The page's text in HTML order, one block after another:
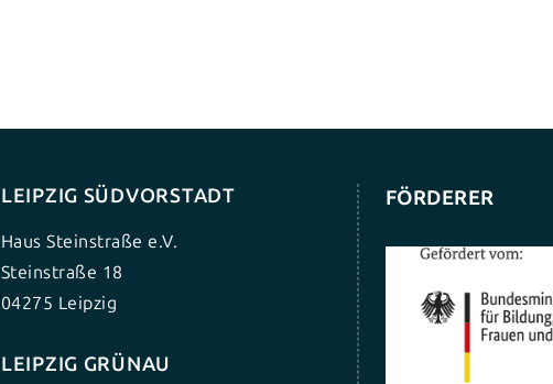
LEIPZIG SÜDVORSTADT
Haus Steinstraße e.V.
Steinstraße 18
04275 Leipzig
LEIPZIG GRÜNAU
FÖRDERER